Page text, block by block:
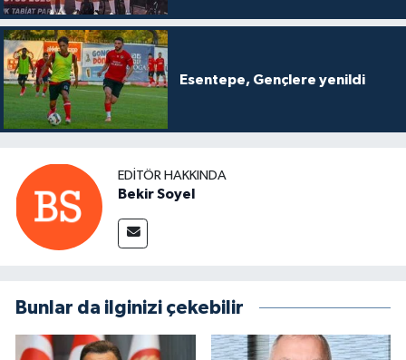
Esentepe, Gençlere yenildi
EDITÖR HAKKINDA
Bekir Soyel
Bunlar da ilginizi çekebilir